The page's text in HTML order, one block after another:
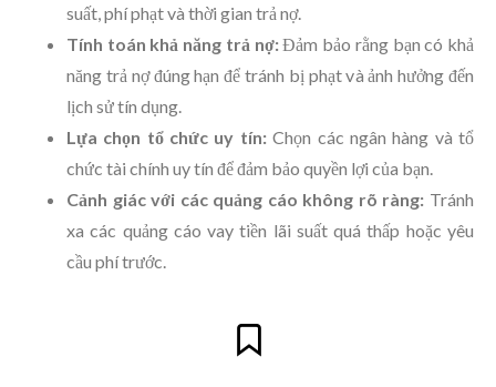
suất, phí phạt và thời gian trả nợ.
Tính toán khả năng trả nợ:Đảm bảo rằng bạn có khả
năng trả nợ đúng hạn để tránh bị phạt và ảnh hưởng đến
lịch sử tín dụng.
Lựa chọn tổ chức uy tín:Chọn các ngân hàng và tổ
chức tài chính uy tín để đảm bảo quyền lợi của bạn.
Cảnh giác với các quảng cáo không rõ ràng: Tránh
xa các quảng cáo vay tiền lãi suất quá thấp hoặc yêu
cầu phí trước.